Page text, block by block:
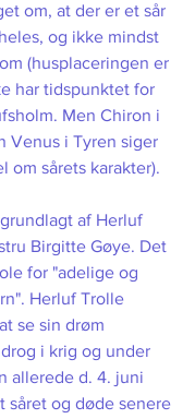
om, at der er et sår
og ikke mindst
(husplaceringen er
har tidspunktet for
Men Chiron i
Venus i Tyren siger
om sårets karakter).
af Herluf
Birgitte Gøye. Det
for "adelige og
Herluf Trolle
se sin drøm
i krig og under
allerede d. 4. juni
såret og døde senere